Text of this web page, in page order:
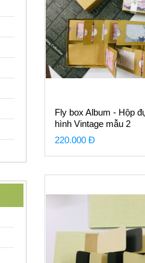
Fly box Album - Hộp
hình Vintage mẫu 2
220.000 Đ